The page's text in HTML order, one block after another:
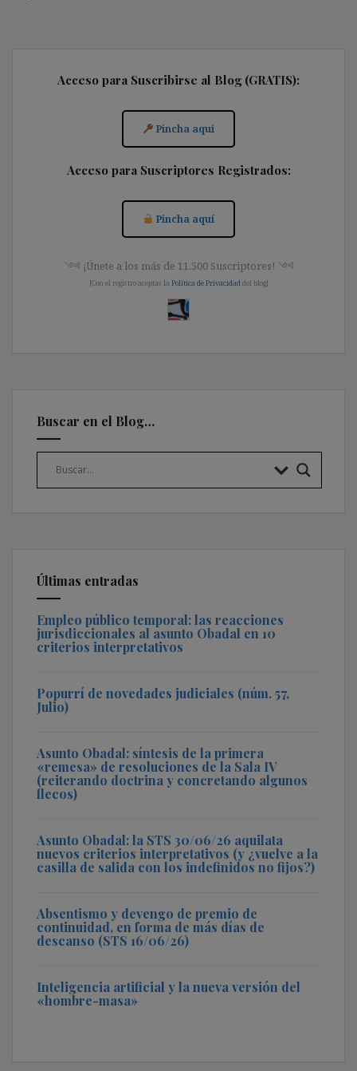
Acceso para Suscribirse al Blog (GRATIS):
Pincha aquí
Acceso para Suscriptores Registrados:
Pincha aquí
༺ ¡Únete a los más de 11.500 Suscriptores! ༺
[Con el registro aceptas la Política de Privacidad del blog]
Buscar en el Blog…
Últimas entradas
Empleo público temporal: las reacciones
jurisdiccionales al asunto Obadal en 10
criterios interpretativos
Popurrí de novedades judiciales (núm. 57,
Julio)
Asunto Obadal: síntesis de la primera
«remesa» de resoluciones de la Sala IV
(reiterando doctrina y concretando algunos
flecos)
Asunto Obadal: la STS 30/06/26 aquilata
nuevos criterios interpretativos (y ¿vuelve a la
casilla de salida con los indefinidos no fijos?)
Absentismo y devengo de premio de
continuidad, en forma de más días de
descanso (STS 16/06/26)
Inteligencia artificial y la nueva versión del
«hombre-masa»